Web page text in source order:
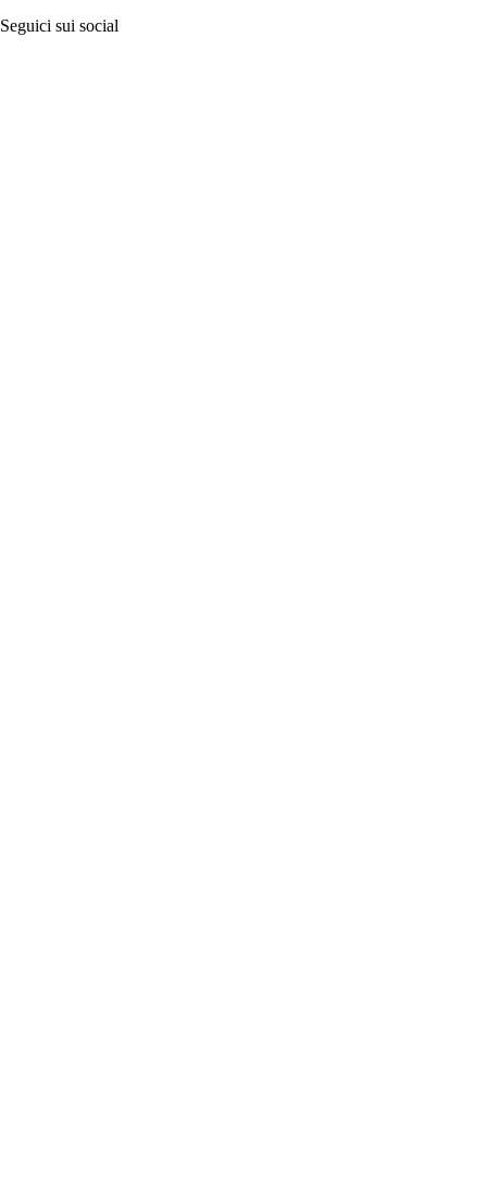
Seguici sui social